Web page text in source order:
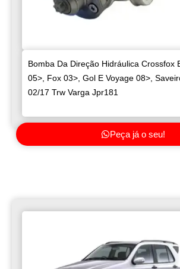
Bomba Da Direção Hidráulica Crossfox
05>, Fox 03>, Gol E Voyage 08>,
02/17 Trw Varga Jpr181
Peça já o seu!